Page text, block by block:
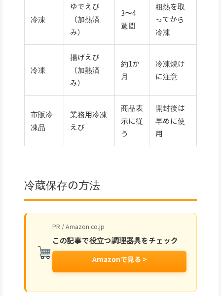
冷凍
ゆでえび
（加熱済
み）
3〜4
週間
粗熱を取
ってから
冷凍
冷凍
揚げえび
（加熱済
み）
約1か
月
冷凍焼け
に注意
市販冷
凍品
業務用冷凍
えび
商品表
示に従
う
開封後は
早めに使
用
冷蔵保存の方法
PR / Amazon.co.jp
この記事で役立つ調理器具をチェック
Amazonで見る >